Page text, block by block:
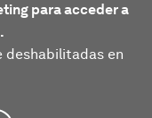
para acceder a
deshabilitadas en